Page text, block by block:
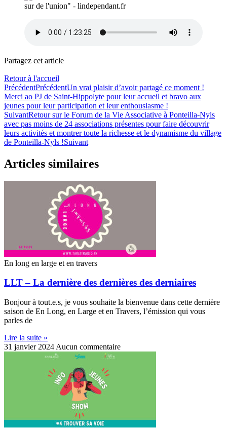
Partagez cet article
Retour à l'accueil
PrécédentPrécédentUn vrai plaisir d’avoir partagé ce moment !
Merci ao PJ de Saint-Hippolyte pour leur accueil et bravo aux
jeunes pour leur participation et leur enthousiasme !
SuivantRetour sur le Forum de la Vie Associative à Ponteilla-Nyls
avec pas moins de 24 associations présentes pour faire découvrir
leurs activités et montrer toute la richesse et le dynamisme du village
de Ponteilla-Nyls !Suivant
Articles similaires
En long en large et en travers
LLT – La dernière des dernières des derniaires
Bonjour à tout.e.s, je vous souhaite la bienvenue dans cette dernière
saison de En Long, en Large et en Travers, l’émission qui vous
parles de
Lire la suite »
31 janvier 2024 Aucun commentaire